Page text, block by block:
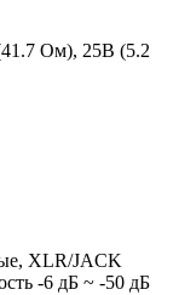
Ом), 25В (5.2
XLR/JACK
-6 дБ ~ -50 дБ